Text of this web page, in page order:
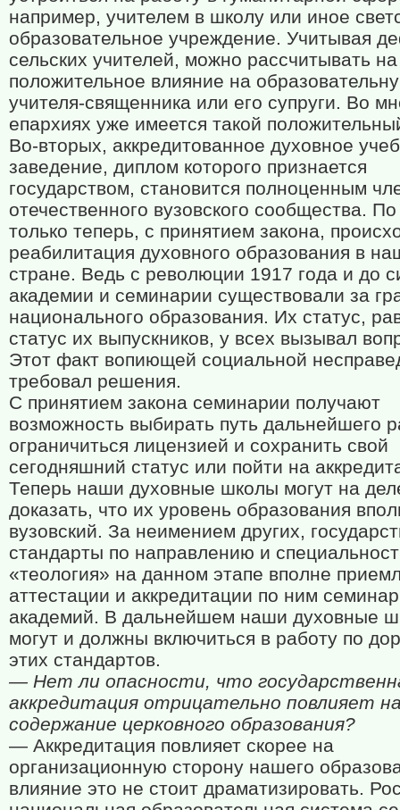
например, учителем в школу или иное
образовательное учреждение. Учитывая
сельских учителей, можно рассчитывать на
положительное влияние на
учителя-священника или его супруги. Во
епархиях уже имеется такой
Во-вторых, аккредитованное духовное
заведение, диплом которого признается
государством, становится полноценным
отечественного вузовского сообщества.
только теперь, с принятием закона,
реабилитация духовного образования в
стране. Ведь с революции 1917 года и до
академии и семинарии существовали за
национального образования. Их статус,
статус их выпускников, у всех вызывал
Этот факт вопиющей социальной
требовал решения.
С принятием закона семинарии получают
возможность выбирать путь дальнейшего
ограничиться лицензией и сохранить свой
сегодняшний статус или пойти на
Теперь наши духовные школы могут на
доказать, что их уровень образования
вузовский. За неимением других,
стандарты по направлению и
«теология» на данном этапе вполне
аттестации и аккредитации по ним
академий. В дальнейшем наши духовные
могут и должны включиться в работу по
этих стандартов.
— Нет ли опасности, что
аккредитация отрицательно повлияет
содержание церковного образования?
— Аккредитация повлияет скорее на
организационную сторону нашего
влияние это не стоит драматизировать.